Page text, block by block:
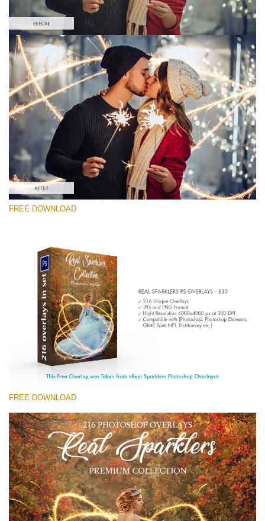
Выберите Вариант
Free Photoshop Overlay #7
Small 800*533px
Real Sparklers
(216 Overlays)
Large 6000*4000px
Large 6000*4000px
Entire Collection
(1783 Overlays)
Large 6000*4000px
Скачать Бесплатно
FREE DOWNLOAD
FREE DOWNLOAD